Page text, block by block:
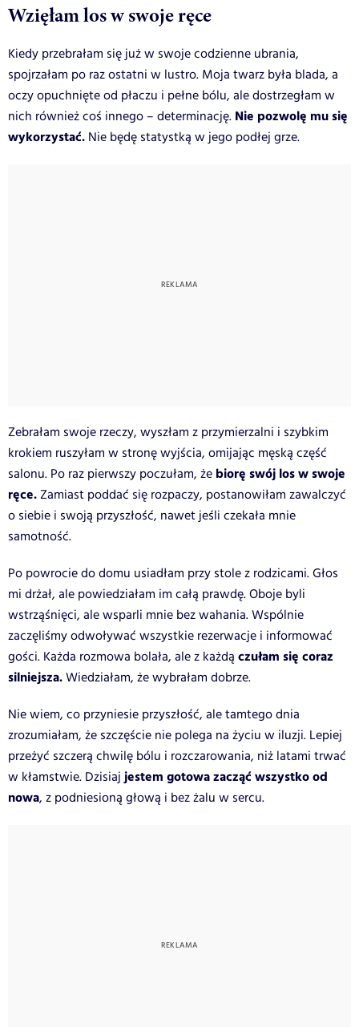
Wzięłam los w swoje ręce
Kiedy przebrałam się już w swoje codzienne ubrania,
spojrzałam po raz ostatni w lustro. Moja twarz była blada, a
oczy opuchnięte od płaczu i pełne bólu, ale dostrzegłam w
nich również coś innego – determinację. Nie pozwolę mu się
wykorzystać. Nie będę statystką w jego podłej grze.
Zebrałam swoje rzeczy, wyszłam z przymierzalni i szybkim
krokiem ruszyłam w stronę wyjścia, omijając męską część
salonu. Po raz pierwszy poczułam, że biorę swój los w swoje
ręce.Zamiast poddać się rozpaczy, postanowiłam zawalczyć
o siebie i swoją przyszłość, nawet jeśli czekała mnie
samotność.
Po powrocie do domu usiadłam przy stole z rodzicami. Głos
mi drżał, ale powiedziałam im całą prawdę. Oboje byli
wstrząśnięci, ale wsparli mnie bez wahania. Wspólnie
zaczęliśmy odwoływać wszystkie rezerwacje i informować
gości. Każda rozmowa bolała, ale z każdą czułam się coraz
silniejsza.Wiedziałam, że wybrałam dobrze.
Nie wiem, co przyniesie przyszłość, ale tamtego dnia
zrozumiałam, że szczęście nie polega na życiu w iluzji. Lepiej
przeżyć szczerą chwilę bólu i rozczarowania, niż latami trwać
w kłamstwie. Dzisiajjestem gotowa zacząć wszystko od
nowa, z podniesioną głową i bez żalu w sercu.